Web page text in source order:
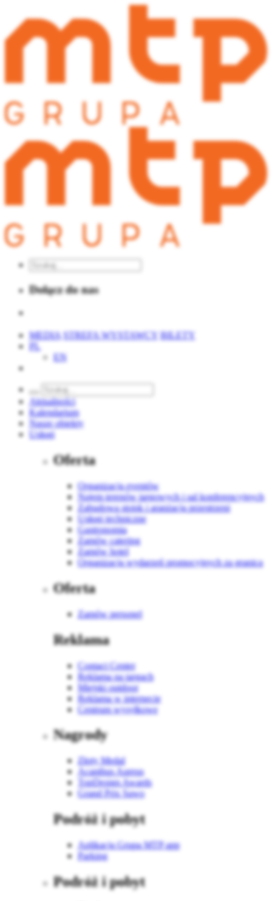
Dołącz do nas
MEDIA STREFA WYSTAWCY BILETY
PL
EN
Aktualności
Kalendarium
Nasze obiekty
Usługi
Oferta
Organizacja eventów
Najem terenów targowych i sal konferencyjnych
Zabudowa stoisk i aranżacja przestrzeni
Usługi techniczne
Gastronomia
Zamów catering
Zamów hotel
Organizacja wydarzeń promocyjnych za granicą
Oferta
Zamów personel
Reklama
Contact Center
Reklama na targach
Miejski outdoor
Reklama w internecie
Centrum wysyłkowe
Nagrody
Złoty Medal
Acanthus Aureus
TopDesign Awards
Grand Prix Sawo
Podróż i pobyt
Aplikacja Grupa MTP app
Parking
Podróż i pobyt